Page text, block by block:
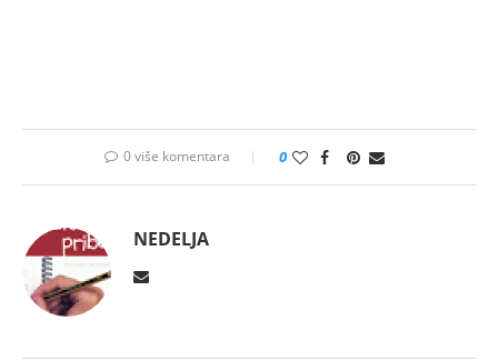
0 više komentara 0
NEDELJA